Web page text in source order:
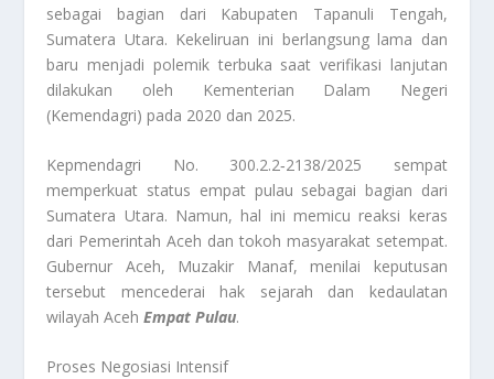
sebagai bagian dari Kabupaten Tapanuli Tengah,
Sumatera Utara. Kekeliruan ini berlangsung lama dan
baru menjadi polemik terbuka saat verifikasi lanjutan
dilakukan oleh Kementerian Dalam Negeri
(Kemendagri) pada 2020 dan 2025.
Kepmendagri No. 300.2.2‑2138/2025 sempat
memperkuat status empat pulau sebagai bagian dari
Sumatera Utara. Namun, hal ini memicu reaksi keras
dari Pemerintah Aceh dan tokoh masyarakat setempat.
Gubernur Aceh, Muzakir Manaf, menilai keputusan
tersebut mencederai hak sejarah dan kedaulatan
wilayah Aceh Empat Pulau.
Proses Negosiasi Intensif